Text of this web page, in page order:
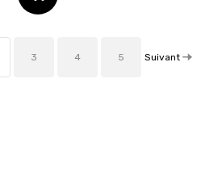
3 4 5 Suivant